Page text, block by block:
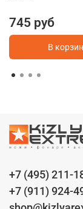
745 руб
В
+7 (495) 211-
+7 (911) 924-